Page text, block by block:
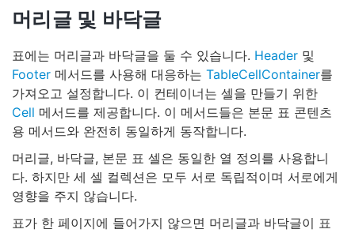
머리글 및 바닥글
표에는 머리글과 바닥글을 둘 수 있습니다. Header 및
Footer 메서드를 사용해 대응하는 TableCellContainer를
가져오고 설정합니다. 이 컨테이너는 셀을 만들기 위한
Cell 메서드를 제공합니다. 이 메서드들은 본문 표 콘텐츠
용 메서드와 완전히 동일하게 동작합니다.
머리글, 바닥글, 본문 표 셀은 동일한 열 정의를 사용합니
다. 하지만 세 셀 컬렉션은 모두 서로 독립적이며 서로에게
영향을 주지 않습니다.
표가 한 페이지에 들어가지 않으면 머리글과 바닥글이 표